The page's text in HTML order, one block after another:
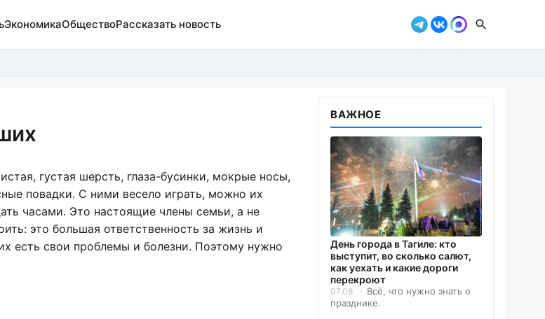
ЭкономикаОбществоРассказать новость
густая шерсть, глаза-бусинки, мокрые носы,
повадки. С ними весело играть, можно их
часами. Это настоящие члены семьи, а не
это большая ответственность за жизнь и
есть свои проблемы и болезни. Поэтому нужно
ВАЖНОЕ
День города в Тагиле: кто
выступит, во сколько салют,
как уехать и какие дороги
перекроют
07.08
Всё, что нужно знать о
празднике.